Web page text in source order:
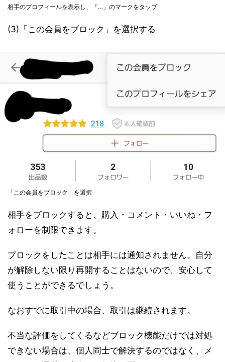
相手のプロフィールを表示し、「…」のマークをタップ
(3)「この会員をブロック」を選択する
「この会員をブロック」を選択
相手をブロックすると、購入・コメント・いいね・フ
ォローを制限できます。
ブロックをしたことは相手には通知されません。自分
が解除しない限り再開することはないので、安心して
使うことができるでしょう。
なおすでに取引中の場合、取引は継続されます。
不当な評価をしてくるなどブロック機能だけでは対処
できない場合は、個人同士で解決するのではなく、メ